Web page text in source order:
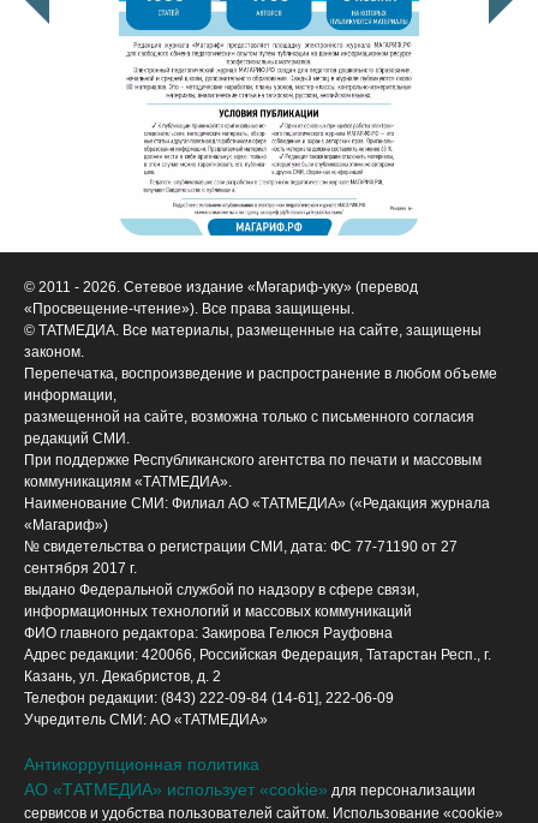
© 2011 - 2026. Сетевое издание «Мәгариф-уку» (перевод
«Просвещение-чтение»). Все права защищены.
© ТАТМЕДИА. Все материалы, размещенные на сайте, защищены
законом.
Перепечатка, воспроизведение и распространение в любом объеме
информации,
размещенной на сайте, возможна только с письменного согласия
редакций СМИ.
При поддержке Республиканского агентства по печати и массовым
коммуникациям «ТАТМЕДИА».
Наименование СМИ: Филиал АО «ТАТМЕДИА» («Редакция журнала
«Магариф»)
№ свидетельства о регистрации СМИ, дата: ФС 77-71190 от 27
сентября 2017 г.
выдано Федеральной службой по надзору в сфере связи,
информационных технологий и массовых коммуникаций
ФИО главного редактора: Закирова Гелюся Рауфовна
Адрес редакции: 420066, Российская Федерация, Татарстан Респ., г.
Казань, ул. Декабристов, д. 2
Телефон редакции: (843) 222-09-84 (14-61], 222-06-09
Учредитель СМИ: АО «ТАТМЕДИА»
Антикоррупционная политика
АО «ТАТМЕДИА» использует «cookie» для персонализации
сервисов и удобства пользователей сайтом. Использование «cookie»